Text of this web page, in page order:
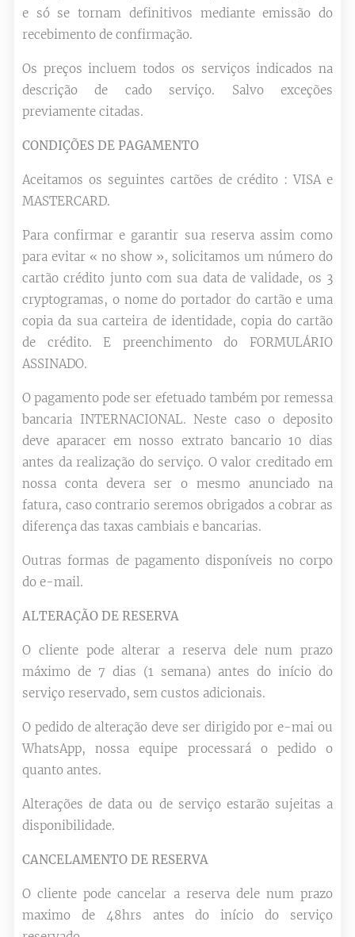
e só se tornam definitivos mediante emissão do
recebimento de confirmação.
Os preços incluem todos os serviços indicados na
descrição de cado serviço. Salvo exceções
previamente citadas.
CONDIÇÕES DE PAGAMENTO
Aceitamos os seguintes cartões de crédito : VISA e
MASTERCARD.
Para confirmar e garantir sua reserva assim como
para evitar « no show », solicitamos um número do
cartão crédito junto com sua data de validade, os 3
cryptogramas, o nome do portador do cartão e uma
copia da sua carteira de identidade, copia do cartão
de crédito. E preenchimento do FORMULÁRIO
ASSINADO.
O pagamento pode ser efetuado também por remessa
bancaria INTERNACIONAL. Neste caso o deposito
deve aparacer em nosso extrato bancario 10 dias
antes da realização do serviço. O valor creditado em
nossa conta devera ser o mesmo anunciado na
fatura, caso contrario seremos obrigados a cobrar as
diferença das taxas cambiais e bancarias.
Outras formas de pagamento disponíveis no corpo
do e-mail.
ALTERAÇÃO DE RESERVA
O cliente pode alterar a reserva dele num prazo
máximo de 7 dias (1 semana) antes do início do
serviço reservado, sem custos adicionais.
O pedido de alteração deve ser dirigido por e-mai ou
WhatsApp, nossa equipe processará o pedido o
quanto antes.
Alterações de data ou de serviço estarão sujeitas a
disponibilidade.
CANCELAMENTO DE RESERVA
O cliente pode cancelar a reserva dele num prazo
maximo de 48hrs antes do início do serviço